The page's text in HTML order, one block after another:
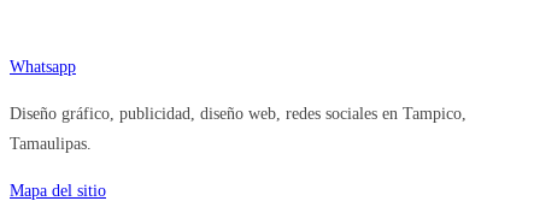
Whatsapp
Diseño gráfico, publicidad, diseño web, redes sociales en Tampico,
Tamaulipas.
Mapa del sitio